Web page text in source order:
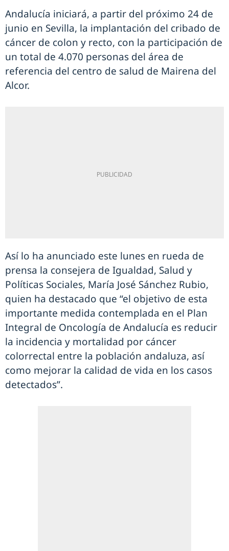
Andalucía iniciará, a partir del próximo 24 de
junio en Sevilla, la implantación del cribado de
cáncer de colon y recto, con la participación de
un total de 4.070 personas del área de
referencia del centro de salud de Mairena del
Alcor.
Así lo ha anunciado este lunes en rueda de
prensa la consejera de Igualdad, Salud y
Políticas Sociales, María José Sánchez Rubio,
quien ha destacado que “el objetivo de esta
importante medida contemplada en el Plan
Integral de Oncología de Andalucía es reducir
la incidencia y mortalidad por cáncer
colorrectal entre la población andaluza, así
como mejorar la calidad de vida en los casos
detectados”.